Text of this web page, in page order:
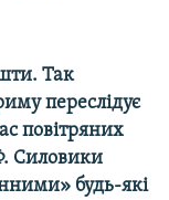
Так
переслідує
повітряних
Силовики
будь-які